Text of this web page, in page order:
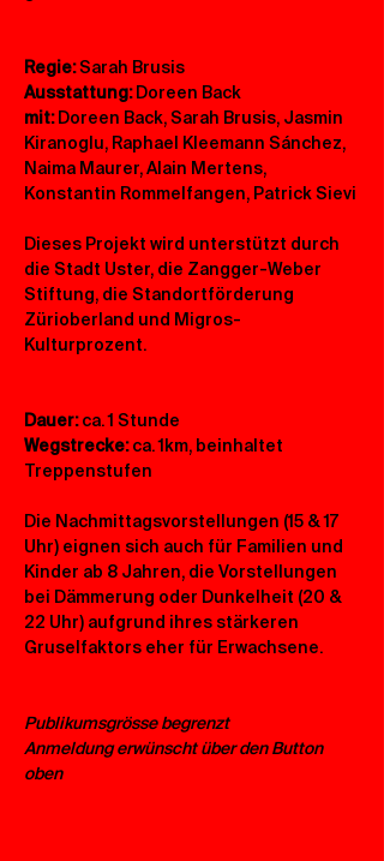
Regie: Sarah Brusis
Ausstattung: Doreen Back
mit: Doreen Back, Sarah Brusis, Jasmin
Kiranoglu, Raphael Kleemann Sánchez,
Naima Maurer, Alain Mertens,
Konstantin Rommelfangen, Patrick Sievi
Dieses Projekt wird unterstützt durch
die Stadt Uster, die Zangger-Weber
Stiftung, die Standortförderung
Zürioberland und Migros-
Kulturprozent.
Dauer: ca. 1 Stunde
Wegstrecke: ca. 1km, beinhaltet
Treppenstufen
Die Nachmittagsvorstellungen (15 & 17
Uhr) eignen sich auch für Familien und
Kinder ab 8 Jahren, die Vorstellungen
bei Dämmerung oder Dunkelheit (20 &
22 Uhr) aufgrund ihres stärkeren
Gruselfaktors eher für Erwachsene.
Publikumsgrösse begrenzt
Anmeldung erwünscht über den Button
oben